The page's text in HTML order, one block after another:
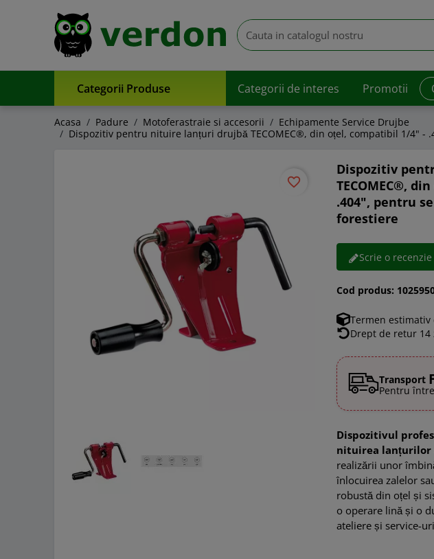
Categorii Produse Categorii de interes Promotii
Acasa Padure Motoferastraie si accesorii
Echipamente Service Drujbe
Dispozitiv pentru nituire lanțuri drujbă TECOMEC®, din oțel, compatibil 1/4" -
favorite_border
Dispozitiv
TECOMEC®,
.404", pentru
forestiere
Scrie o recenzie
Cod produs:
Termen
Drept de retur 14
Transport
Pentru
Dispozitivul
nituirea lanțurilor
realizării unor
înlocuirea zalelor
robustă din oțel și
o operare lină și o
ateliere și service-